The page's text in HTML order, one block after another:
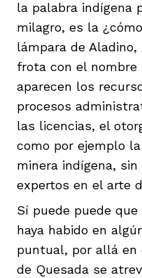
la palabra indígena
milagro, es la
lámpara de
frota con el nombre
aparecen los
procesos
las licencias, el
como por ejemplo
minera indígena,
expertos en el arte
Sí puede puede
haya habido en
puntual, por allá en
de Quesada se